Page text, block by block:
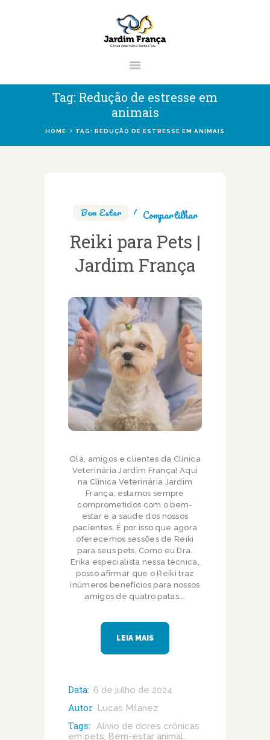
Tag: Redução de estresse em
animais
HOME TAG: REDUÇÃO DE ESTRESSE EM ANIMAIS
CLÍNICA VETERINÁRIA JARDIM
FRANÇA | ZONA NORTE DE SÃO
PAULO
São Paulo
SERVIÇOS
BLOG
Bem Estar Compartilhar
Reiki para Pets |
Jardim França
Olá, amigos e clientes da Clínica
Veterinária Jardim França! Aqui
na Clínica Veterinária Jardim
França, estamos sempre
comprometidos com o bem-
estar e a saúde dos nossos
pacientes. É por isso que agora
oferecemos sessões de Reiki
para seus pets. Como eu Dra.
Erika especialista nessa técnica,
posso afirmar que o Reiki traz
inúmeros benefícios para nossos
amigos de quatro patas.…
LEIA MAIS
Data: 6 de julho de 2024
Autor Lucas Milanez
Tags: Alívio de dores crônicas
em pets Bem-estar animal